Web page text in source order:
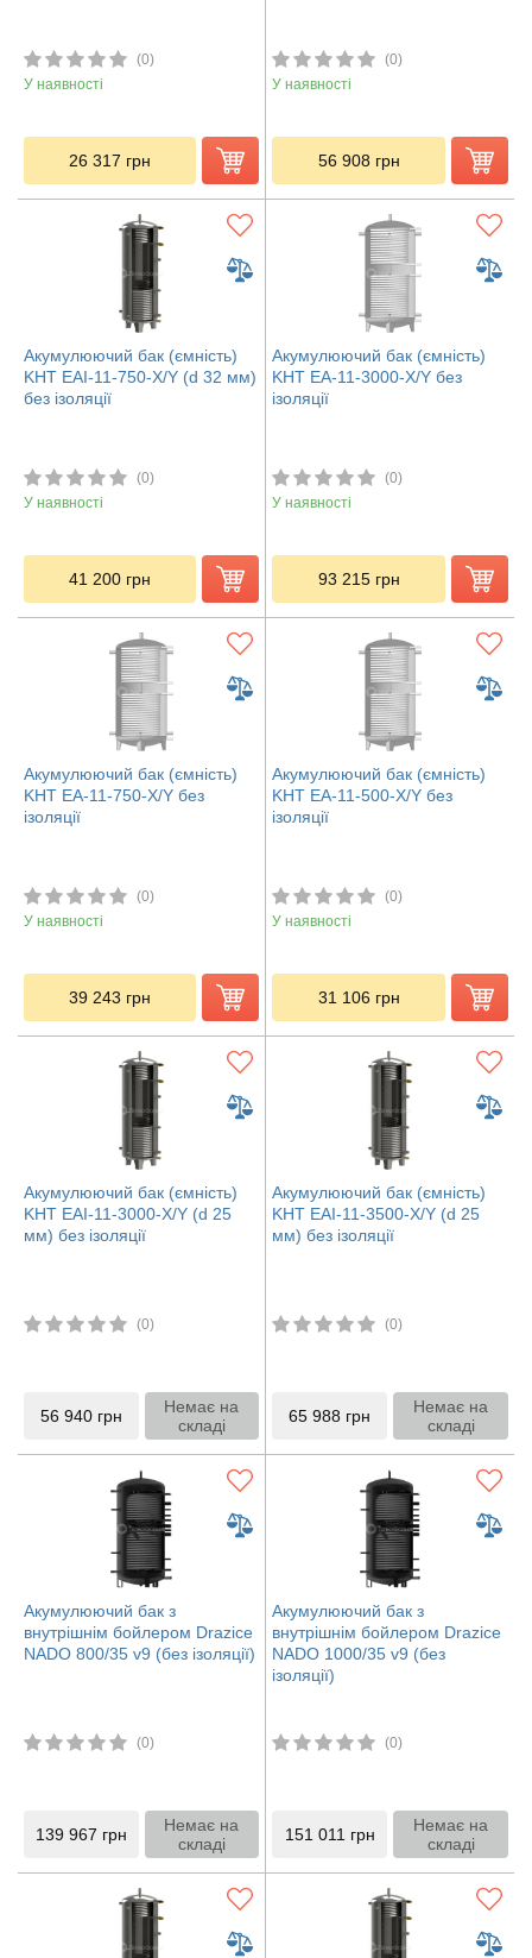
(0)
У наявності
26 317 грн
(0)
У наявності
56 908 грн
Акумулюючий бак (ємність)
KHT EAI-11-750-X/Y (d 32 мм)
без ізоляції
(0)
У наявності
41 200 грн
Акумулюючий бак (ємність)
KHT ЕА-11-3000-X/Y без
ізоляції
(0)
У наявності
93 215 грн
Акумулюючий бак (ємність)
KHT ЕА-11-750-X/Y без
ізоляції
(0)
У наявності
39 243 грн
Акумулюючий бак (ємність)
KHT ЕА-11-500-X/Y без
ізоляції
(0)
У наявності
31 106 грн
Акумулюючий бак (ємність)
KHT EAI-11-3000-X/Y (d 25
мм) без ізоляції
(0)
56 940 грн
Немає на
складі
Акумулюючий бак (ємність)
KHT EAI-11-3500-X/Y (d 25
мм) без ізоляції
(0)
65 988 грн
Немає на
складі
Акумулюючий бак з
внутрішнім бойлером Drazice
NADO 800/35 v9 (без ізоляції)
(0)
139 967 грн
Немає на
складі
Акумулюючий бак з
внутрішнім бойлером Drazice
NADO 1000/35 v9 (без
ізоляції)
(0)
151 011 грн
Немає на
складі